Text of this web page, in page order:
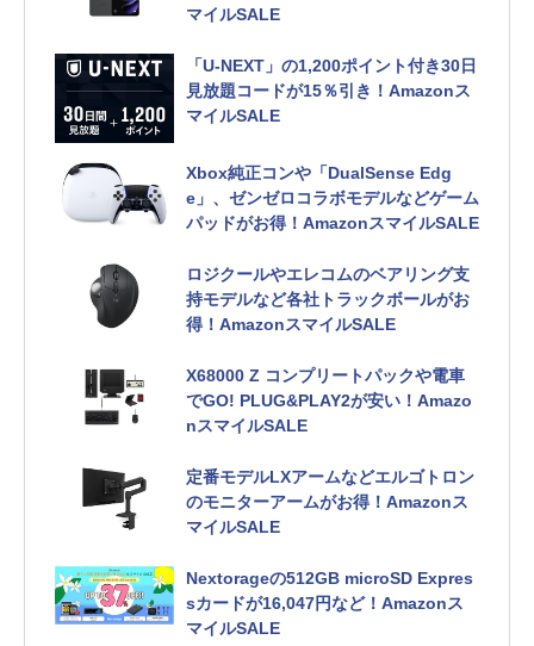
マイルSALE
「U-NEXT」の1,200ポイント付き30日
見放題コードが15％引き！Amazonス
マイルSALE
Xbox純正コンや「DualSense Edg
e」、ゼンゼロコラボモデルなどゲーム
パッドがお得！AmazonスマイルSALE
ロジクールやエレコムのベアリング支
持モデルなど各社トラックボールがお
得！AmazonスマイルSALE
X68000 Z コンプリートパックや電車
でGO! PLUG&PLAY2が安い！Amazo
nスマイルSALE
定番モデルLXアームなどエルゴトロン
のモニターアームがお得！Amazonス
マイルSALE
Nextorageの512GB microSD Expres
sカードが16,047円など！Amazonス
マイルSALE